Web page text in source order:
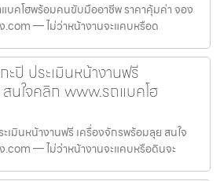
แบคโฮพร้อมคนขับมืออาชีพ ราคาคุ้มค่า จอง
.com — ไม่ว่าหน้างานจะแคบหรือด
ปิ ประเมินหน้างานฟรี
นใจคลิก www.รถแบคโฮ
เมินหน้างานฟรี เครื่องจักรพร้อมลุย สนใจ
.com — ไม่ว่าหน้างานจะแคบหรือดินจะ